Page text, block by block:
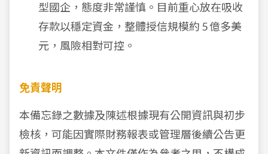
型國企，態度非常謹慎。目前重心放在吸收
存款以穩定資金，整體授信規模約 5 億多美
元，風險相對可控。
免責聲明
本備忘錄之數據及陳述根據現有公開資訊與初步
檢核，可能因實際財務報表或管理層後續公告更